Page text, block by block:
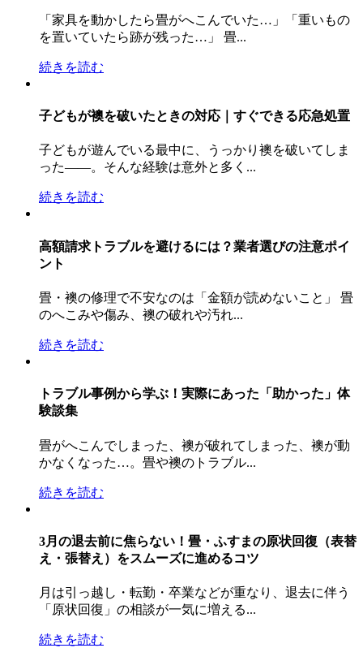
「家具を動かしたら畳がへこんでいた…」「重いもの
を置いていたら跡が残った…」 畳...
続きを読む
子どもが襖を破いたときの対応｜すぐできる応急処置
子どもが遊んでいる最中に、うっかり襖を破いてしま
った――。そんな経験は意外と多く...
続きを読む
高額請求トラブルを避けるには？業者選びの注意ポイ
ント
畳・襖の修理で不安なのは「金額が読めないこと」 畳
のへこみや傷み、襖の破れや汚れ...
続きを読む
トラブル事例から学ぶ！実際にあった「助かった」体
験談集
畳がへこんでしまった、襖が破れてしまった、襖が動
かなくなった…。畳や襖のトラブル...
続きを読む
3月の退去前に焦らない！畳・ふすまの原状回復（表替
え・張替え）をスムーズに進めるコツ
月は引っ越し・転勤・卒業などが重なり、退去に伴う
「原状回復」の相談が一気に増える...
続きを読む